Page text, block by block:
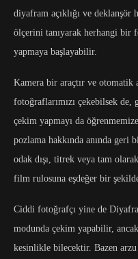
diyafram açıklığı ve deklanşör
ölçerini tanıyarak herhangi bir
yapmaya başlayabilir.
Kamera bir araçtır ve otomatik
fotoğraflarımızı çekebilsek
çekim yapmayı da
pozlama hakkında anında geri
odak dışı, titrek veya tam
film rulosuna eşdeğer bir
Ciddi fotoğrafçı yine de
modunda çekim yapabilir, ancak
kesinlikle bilecektir. Bazen